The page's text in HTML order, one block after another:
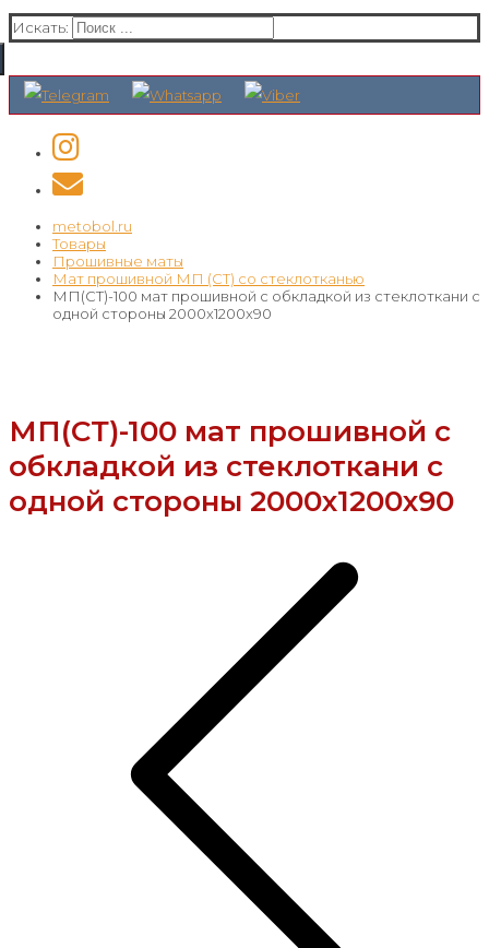
Искать:
metobol.ru
Товары
Прошивные маты
Мат прошивной МП (СТ) со стеклотканью
МП(СТ)-100 мат прошивной с обкладкой из стеклоткани с
одной стороны 2000x1200x90
МП(СТ)-100 мат прошивной с
обкладкой из стеклоткани с
одной стороны 2000x1200x90